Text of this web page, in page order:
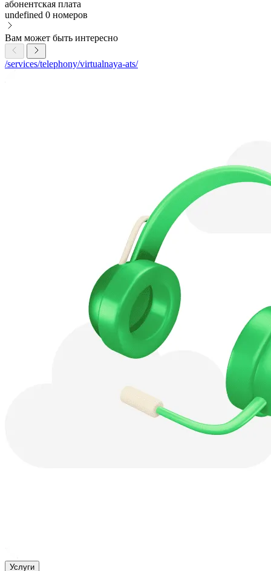
абонентская плата
undefined 0 номеров
Вам может быть интересно
/services/telephony/virtualnaya-ats/
Услуги